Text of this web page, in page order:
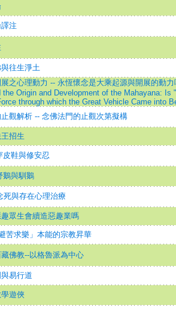
注
往生淨土
之心理動力 -- 永恆懷念是大乘起源與開展的動
the Origin and Development of the Mahayana: Is
through which the Great Vehicle Came into
觀解析 -- 念佛法門的止觀次第擬構
招生
皮鞋與修安忍
鵝與馴鵝
死與存在心理治療
眾生會續造惡趣業嗎
苦求樂」本能的宗教昇華
佛教--以格魯派為中心
易行道
遊俠